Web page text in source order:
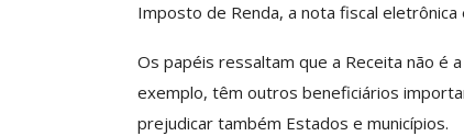
Imposto de Renda, a nota fiscal
Os papéis ressaltam que a Receita não é
exemplo, têm outros beneficiários
prejudicar também Estados e municípios.